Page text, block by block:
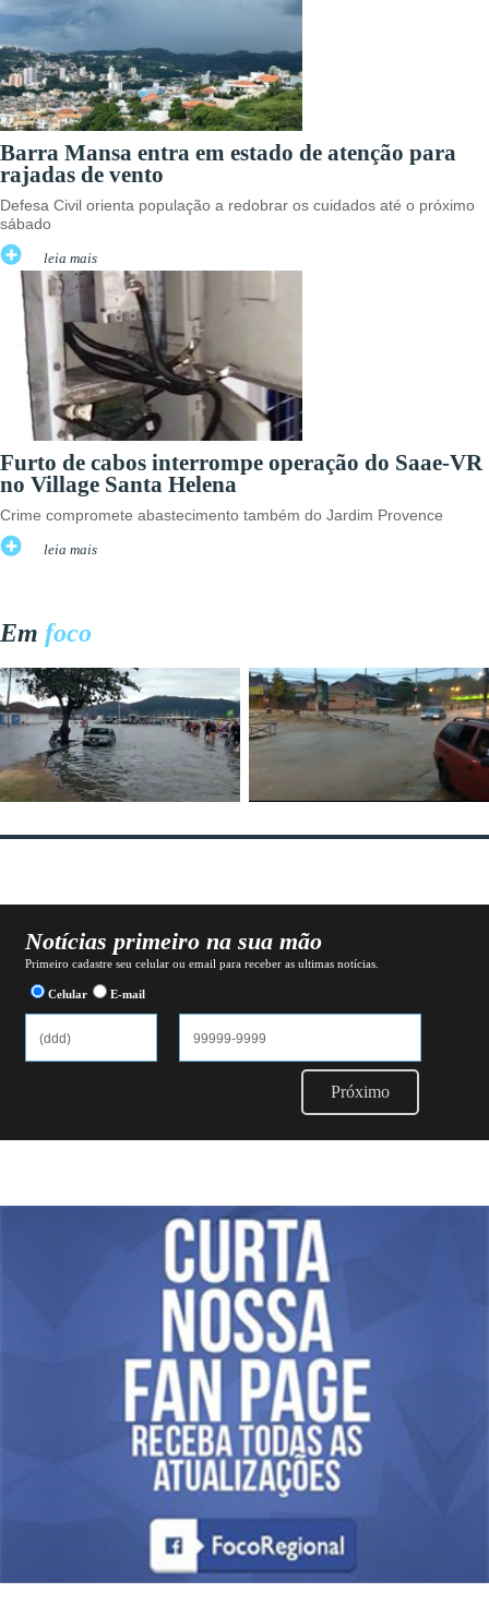
Barra Mansa entra em estado de atenção para
rajadas de vento
Defesa Civil orienta população a redobrar os cuidados até o próximo
sábado
leia mais
Furto de cabos interrompe operação do Saae-VR
no Village Santa Helena
Crime compromete abastecimento também do Jardim Provence
leia mais
Em foco
Notícias primeiro na sua mão
Primeiro cadastre seu celular ou email para receber as ultimas notícias.
Celular E-mail
Próximo